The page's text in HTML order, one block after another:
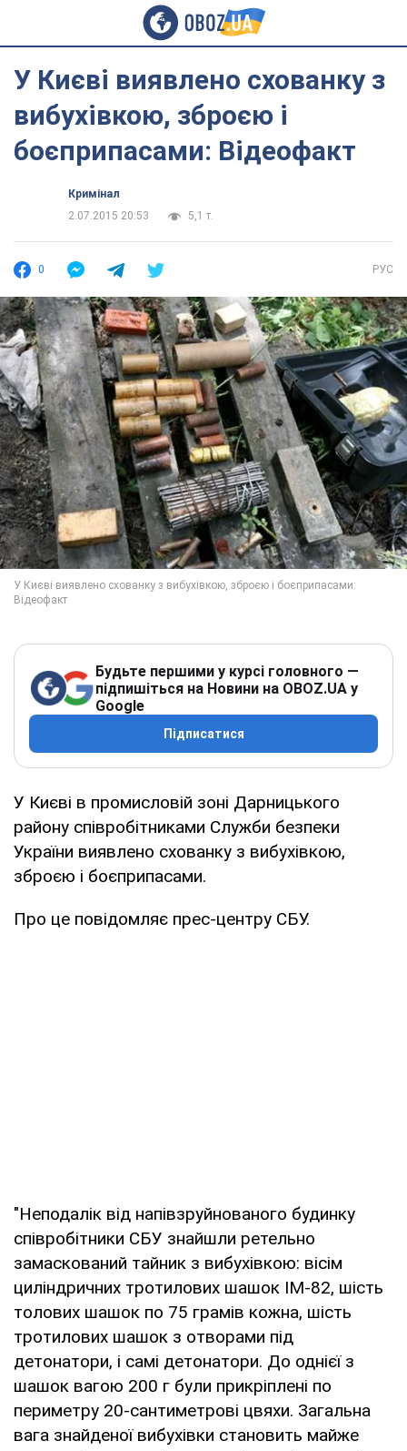
У Києві виявлено схованку з
вибухівкою, зброєю і
боєприпасами: Відеофакт
Кримінал
2.07.2015 20:53
5,1 т.
0 РУС
Будьте першими у курсі головного —
підпишіться на Новини на OBOZ.UA у
Google
Підписатися
У Києві в промисловій зоні Дарницького
району співробітниками Служби безпеки
України виявлено схованку з вибухівкою,
зброєю і боєприпасами.
Про це повідомляє прес-центру СБУ.
"Неподалік від напівзруйнованого будинку
співробітники СБУ знайшли ретельно
замаскований тайник з вибухівкою: вісім
циліндричних тротилових шашок ІМ-82, шість
толових шашок по 75 грамів кожна, шість
тротилових шашок з отворами під
детонатори, і самі детонатори. До однієї з
шашок вагою 200 г були прикріплені по
периметру 20-сантиметрові цвяхи. Загальна
вага знайденої вибухівки становить майже